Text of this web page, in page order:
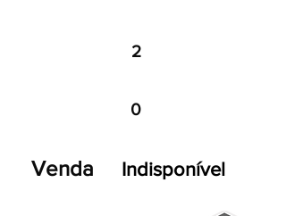
2
0
Venda Indisponível